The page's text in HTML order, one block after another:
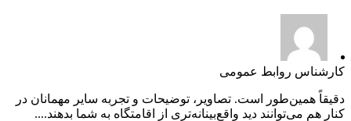
کارشناس روابط عمومی
دقیقاً همین‌طور است. تصاویر، توضیحات و تجربه سایر مهمانان در
کنار هم می‌توانند دید واقع‌بینانه‌تری از اقامتگاه به شما بدهند....